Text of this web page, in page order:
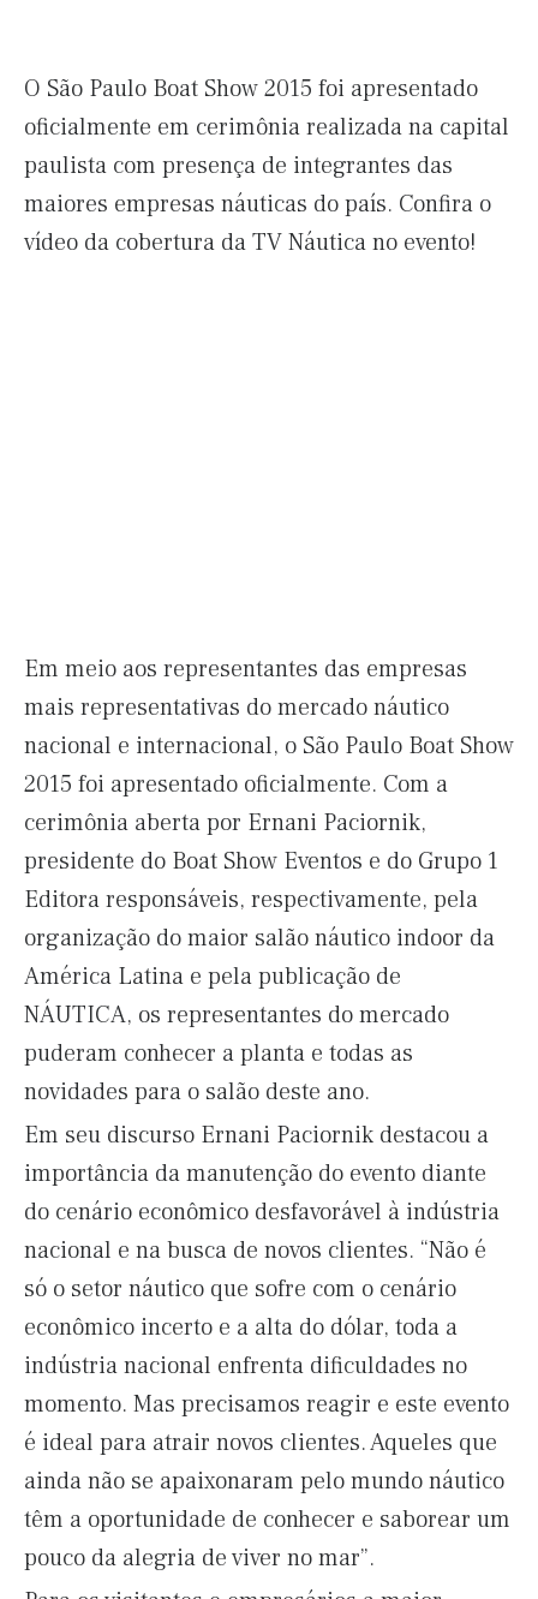
O São Paulo Boat Show 2015 foi apresentado
oficialmente em cerimônia realizada na capital
paulista com presença de integrantes das
maiores empresas náuticas do país. Confira o
vídeo da cobertura da TV Náutica no evento!
Em meio aos representantes das empresas
mais representativas do mercado náutico
nacional e internacional, o São Paulo Boat Show
2015 foi apresentado oficialmente. Com a
cerimônia aberta por Ernani Paciornik,
presidente do Boat Show Eventos e do Grupo 1
Editora responsáveis, respectivamente, pela
organização do maior salão náutico indoor da
América Latina e pela publicação de
NÁUTICA, os representantes do mercado
puderam conhecer a planta e todas as
novidades para o salão deste ano.
Em seu discurso Ernani Paciornik destacou a
importância da manutenção do evento diante
do cenário econômico desfavorável à indústria
nacional e na busca de novos clientes. “Não é
só o setor náutico que sofre com o cenário
econômico incerto e a alta do dólar, toda a
indústria nacional enfrenta dificuldades no
momento. Mas precisamos reagir e este evento
é ideal para atrair novos clientes. Aqueles que
ainda não se apaixonaram pelo mundo náutico
têm a oportunidade de conhecer e saborear um
pouco da alegria de viver no mar”.